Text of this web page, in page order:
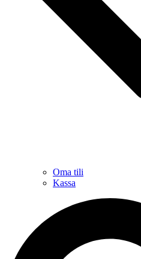
Oma tili
Kassa